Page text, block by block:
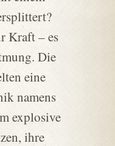
Kraft – es
Die
eine
namens
explosive
ihre